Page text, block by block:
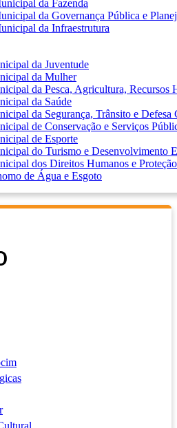
da Fazenda
da Governança Pública e
da Infraestrutura
da Juventude
da Mulher
da Pesca, Agricultura, Recursos
da Saúde
da Segurança, Trânsito e Defesa
de Conservação e Serviços
de Esporte
do Turismo e Desenvolvimento
dos Direitos Humanos e
de Água e Esgoto